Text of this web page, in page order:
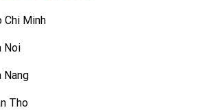
Chi Minh
Noi
Nang
Tho